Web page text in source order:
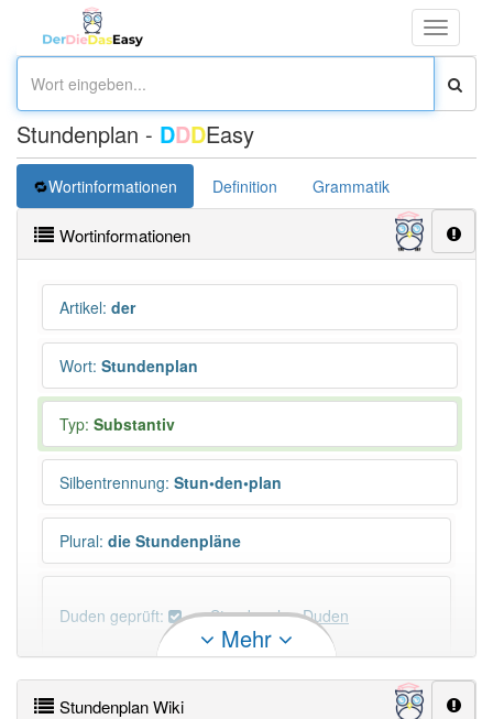
Toggle
Stundenplan - DDDEasy
Wortinformationen Definition Grammatik
Wortinformationen
Artikel: der
Wort: Stundenplan
Typ: Substantiv
Silbentrennung: Stun•den•plan
Plural: die Stundenpläne
Duden geprüft: Stundenplan Duden
Mehr
Stundenplan Wiki